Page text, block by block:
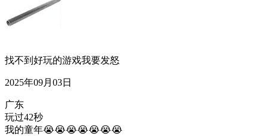
找不到好玩的游戏我要发怒
2025年09月03日
广东
玩过42秒
我的童年😭😭😭😭😭😭😭